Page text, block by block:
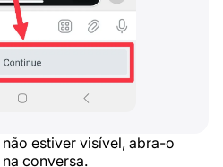
não estiver visível, abra-o
conversa.